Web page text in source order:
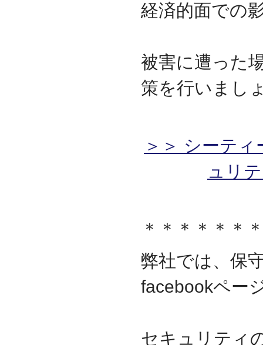
経済的面での
被害に遭った
策を行いまし
＞＞ シーテ
ュリ
＊＊＊＊＊＊
弊社では、保
facebookペー
セキュリティ